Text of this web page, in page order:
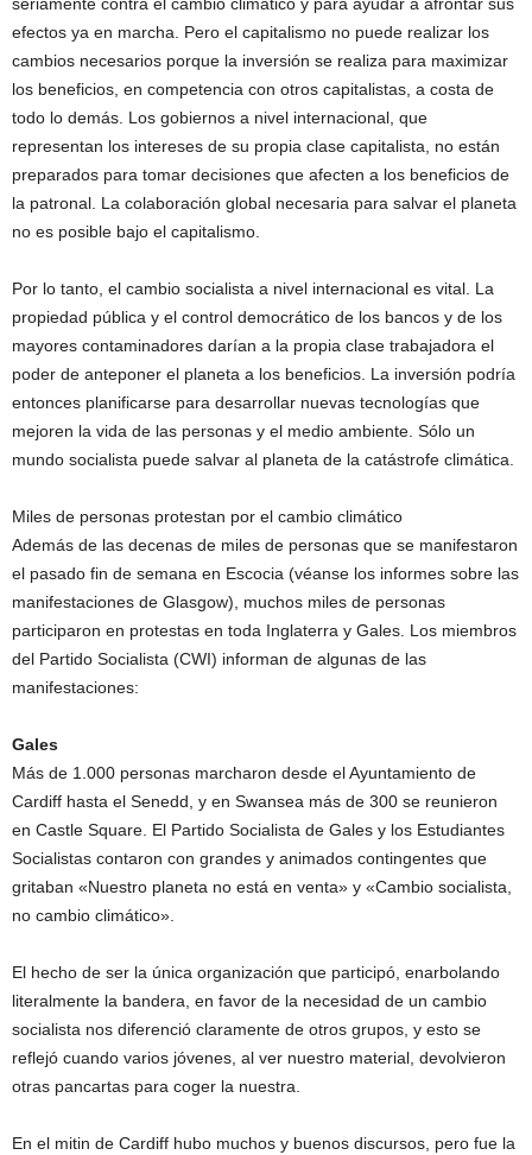
efectos ya en marcha. Pero el capitalismo no puede realizar los
cambios necesarios porque la inversión se realiza para maximizar
los beneficios, en competencia con otros capitalistas, a costa de
todo lo demás. Los gobiernos a nivel internacional, que
representan los intereses de su propia clase capitalista, no están
preparados para tomar decisiones que afecten a los beneficios de
la patronal. La colaboración global necesaria para salvar el planeta
no es posible bajo el capitalismo.
Por lo tanto, el cambio socialista a nivel internacional es vital. La
propiedad pública y el control democrático de los bancos y de los
mayores contaminadores darían a la propia clase trabajadora el
poder de anteponer el planeta a los beneficios. La inversión podría
entonces planificarse para desarrollar nuevas tecnologías que
mejoren la vida de las personas y el medio ambiente. Sólo un
mundo socialista puede salvar al planeta de la catástrofe climática.
Miles de personas protestan por el cambio climático
Además de las decenas de miles de personas que se manifestaron
el pasado fin de semana en Escocia (véanse los informes sobre las
manifestaciones de Glasgow), muchos miles de personas
participaron en protestas en toda Inglaterra y Gales. Los miembros
del Partido Socialista (CWI) informan de algunas de las
manifestaciones:
Gales
Más de 1.000 personas marcharon desde el Ayuntamiento de
Cardiff hasta el Senedd, y en Swansea más de 300 se reunieron
en Castle Square. El Partido Socialista de Gales y los Estudiantes
Socialistas contaron con grandes y animados contingentes que
gritaban «Nuestro planeta no está en venta» y «Cambio socialista,
no cambio climático».
El hecho de ser la única organización que participó, enarbolando
literalmente la bandera, en favor de la necesidad de un cambio
socialista nos diferenció claramente de otros grupos, y esto se
reflejó cuando varios jóvenes, al ver nuestro material, devolvieron
otras pancartas para coger la nuestra.
En el mitin de Cardiff hubo muchos y buenos discursos, pero fue la